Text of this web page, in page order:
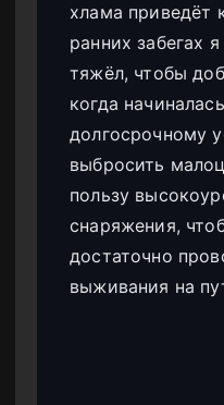
хлама приведёт
ранних забегах
тяжёл, чтобы
когда
долгосрочному
выбросить
пользу
снаряжения,
достаточно
выживания на